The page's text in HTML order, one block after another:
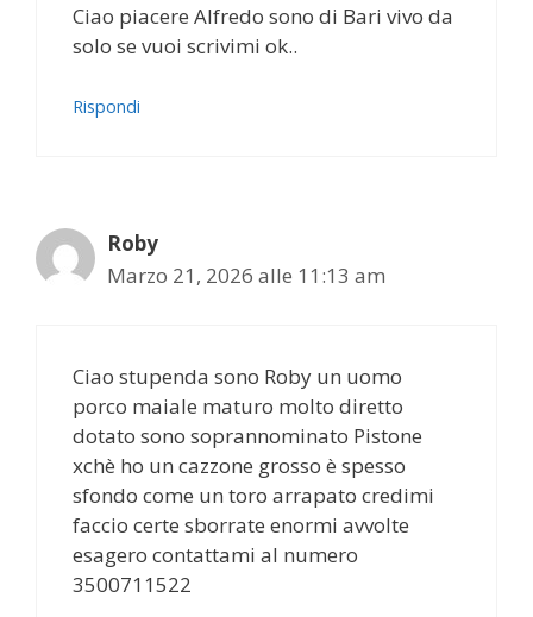
Ciao piacere Alfredo sono di Bari vivo da
solo se vuoi scrivimi ok..
Rispondi
Roby
Marzo 21, 2026 alle 11:13 am
Ciao stupenda sono Roby un uomo
porco maiale maturo molto diretto
dotato sono soprannominato Pistone
xchè ho un cazzone grosso è spesso
sfondo come un toro arrapato credimi
faccio certe sborrate enormi avvolte
esagero contattami al numero
3500711522